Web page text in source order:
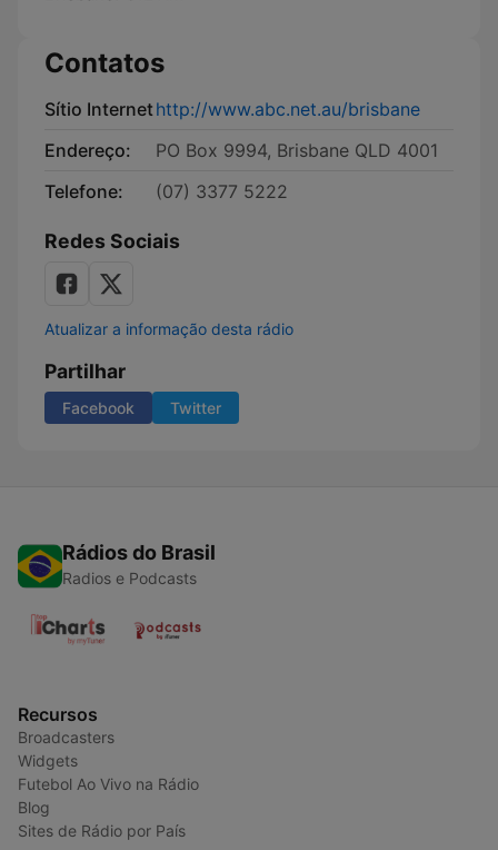
Contatos
Sítio Internethttp://www.abc.net.au/brisbane
Endereço:
PO Box 9994, Brisbane QLD 4001
Telefone:
(07) 3377 5222
Redes Sociais
Atualizar a informação desta rádio
Partilhar
Facebook Twitter
Rádios do Brasil
Radios e Podcasts
Recursos
Broadcasters
Widgets
Futebol Ao Vivo na Rádio
Blog
Sites de Rádio por País